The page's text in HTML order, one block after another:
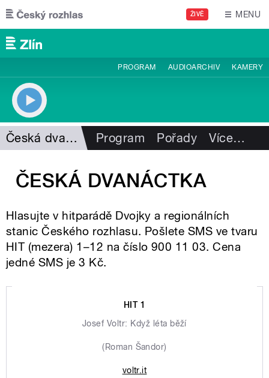
Přejít k hlavnímu obsahu
ŽIVĚ MENU
PROGRAM AUDIOARCHIV KAMERY
Česká dvanáctka Program Pořady Více…
ČESKÁ DVANÁCTKA
Hlasujte v hitparádě Dvojky a regionálních
stanic Českého rozhlasu. Pošlete SMS ve tvaru
HIT (mezera) 1–12 na číslo 900 11 03. Cena
jedné SMS je 3 Kč.
HIT 1
Josef Voltr: Když léta běží
(Roman Šandor)
voltr.it